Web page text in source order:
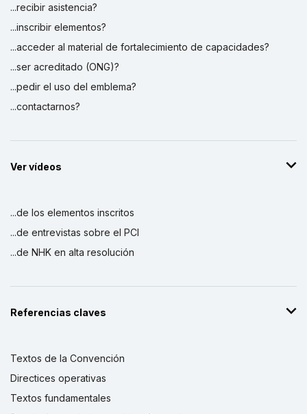
...recibir asistencia?
...inscribir elementos?
...acceder al material de fortalecimiento de capacidades?
...ser acreditado (ONG)?
...pedir el uso del emblema?
...contactarnos?
Ver vídeos
...de los elementos inscritos
...de entrevistas sobre el PCI
...de NHK en alta resolución
Referencias claves
Textos de la Convención
Directices operativas
Textos fundamentales